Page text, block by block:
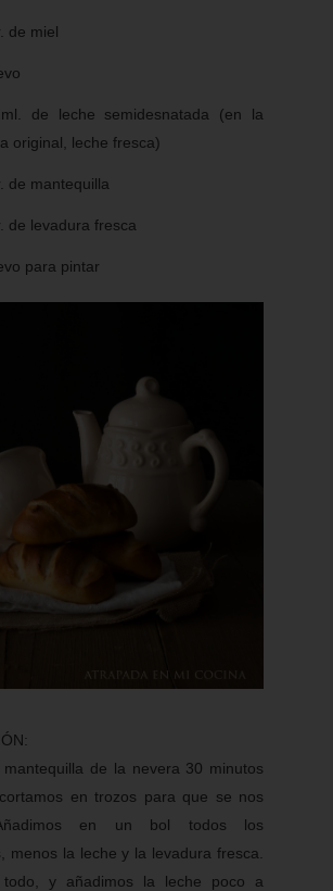
de miel
de leche semidesnatada (en la
original, leche fresca)
de mantequilla
de levadura fresca
para pintar
mantequilla de la nevera 30 minutos
en trozos para que se nos
en un bol todos los
menos la leche y la levadura fresca.
todo, y añadimos la leche poco a